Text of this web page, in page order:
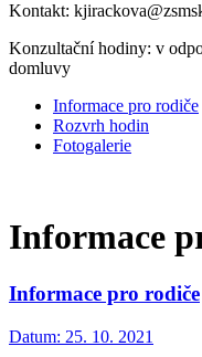
Kontakt:
Konzultační hodiny: v
domluvy
Informace pro rodiče
Rozvrh hodin
Fotogalerie
Informace
Informace pro rodiče
Datum: 25. 10. 2021